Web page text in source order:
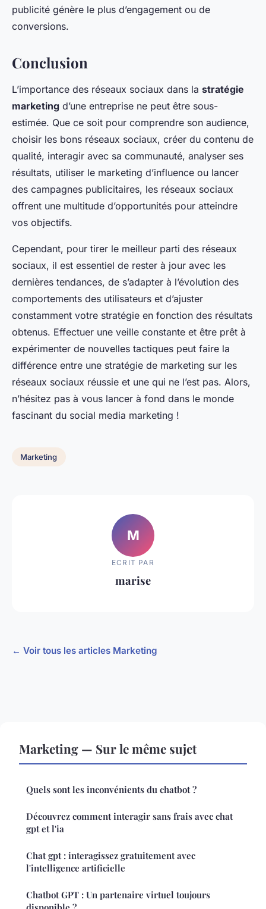
publicité génère le plus d’engagement ou de
conversions.
Conclusion
L’importance des réseaux sociaux dans la stratégie
marketing d’une entreprise ne peut être sous-
estimée. Que ce soit pour comprendre son audience,
choisir les bons réseaux sociaux, créer du contenu de
qualité, interagir avec sa communauté, analyser ses
résultats, utiliser le marketing d’influence ou lancer
des campagnes publicitaires, les réseaux sociaux
offrent une multitude d’opportunités pour atteindre
vos objectifs.
Cependant, pour tirer le meilleur parti des réseaux
sociaux, il est essentiel de rester à jour avec les
dernières tendances, de s’adapter à l’évolution des
comportements des utilisateurs et d’ajuster
constamment votre stratégie en fonction des résultats
obtenus. Effectuer une veille constante et être prêt à
expérimenter de nouvelles tactiques peut faire la
différence entre une stratégie de marketing sur les
réseaux sociaux réussie et une qui ne l’est pas. Alors,
n’hésitez pas à vous lancer à fond dans le monde
fascinant du social media marketing !
Marketing
M
ECRIT PAR
marise
← Voir tous les articles Marketing
Marketing — Sur le même sujet
Quels sont les inconvénients du chatbot ?
Découvrez comment interagir sans frais avec chat
gpt et l'ia
Chat gpt : interagissez gratuitement avec
l'intelligence artificielle
Chatbot GPT : Un partenaire virtuel toujours